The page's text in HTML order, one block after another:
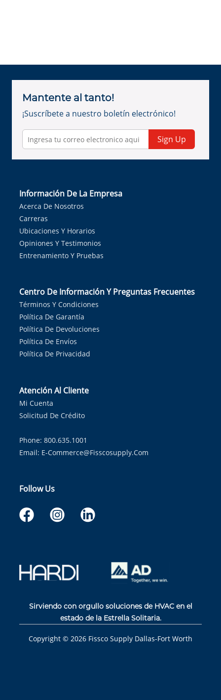
Mantente al tanto!
¡Suscríbete a nuestro boletín electrónico!
Sign Up
Información De La Empresa
Acerca De Nosotros
Carreras
Ubicaciones Y Horarios
Opiniones Y Testimonios
Entrenamiento Y Pruebas
Centro De Información Y Preguntas Frecuentes
Términos Y Condiciones
Política De Garantía
Política De Devoluciones
Política De Envíos
Política De Privacidad
Atención Al Cliente
Mi Cuenta
Solicitud De Crédito
Phone: 800.635.1001
Email: E-Commerce@fisscosupply.com
Follow Us
Sirviendo con orgullo soluciones de HVAC en el
estado de la Estrella Solitaria.
Copyright © 2026 Fissco Supply Dallas-Fort Worth